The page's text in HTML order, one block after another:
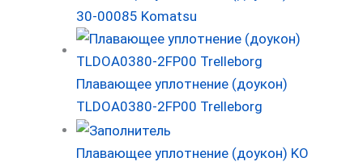
30-00085 Komatsu
Плавающее уплотнение (доукон)
TLDOA0380-2FP00 Trelleborg
Плавающее уплотнение (доукон) KO